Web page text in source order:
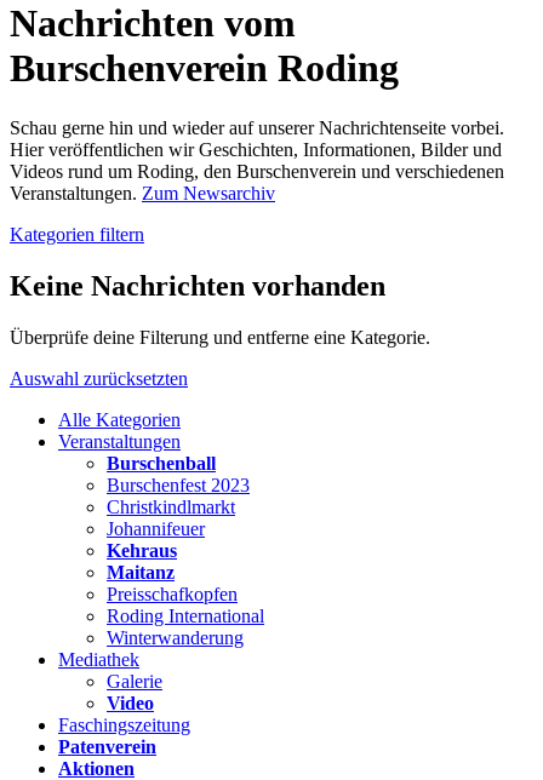
Nachrichten vom
Burschenverein Roding
Schau gerne hin und wieder auf unserer Nachrichtenseite vorbei.
Hier veröffentlichen wir Geschichten, Informationen, Bilder und
Videos rund um Roding, den Burschenverein und verschiedenen
Veranstaltungen. Zum Newsarchiv
Kategorien filtern
Keine Nachrichten vorhanden
Überprüfe deine Filterung und entferne eine Kategorie.
Auswahl zurücksetzten
Alle Kategorien
Veranstaltungen
Burschenball
Burschenfest 2023
Christkindlmarkt
Johannifeuer
Kehraus
Maitanz
Preisschafkopfen
Roding International
Winterwanderung
Mediathek
Galerie
Video
Faschingszeitung
Patenverein
Aktionen